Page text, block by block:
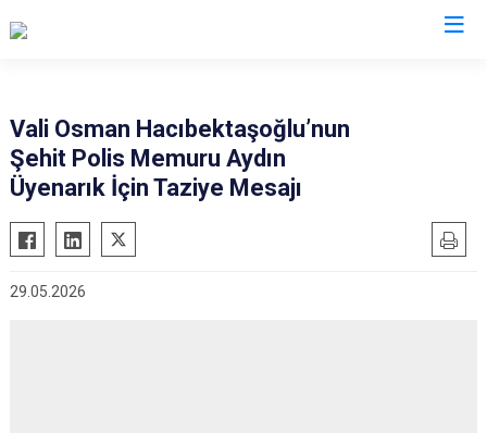
Vali Osman Hacıbektaşoğlu’nun
Şehit Polis Memuru Aydın
Üyenarık İçin Taziye Mesajı
29.05.2026